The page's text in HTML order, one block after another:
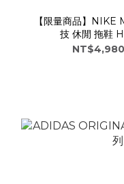
【限量商品】
技 休閒 拖鞋